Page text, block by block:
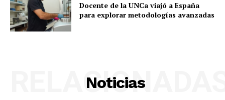
Docente de la UNCa viajó a España
para explorar metodologías avanzadas
Noticias